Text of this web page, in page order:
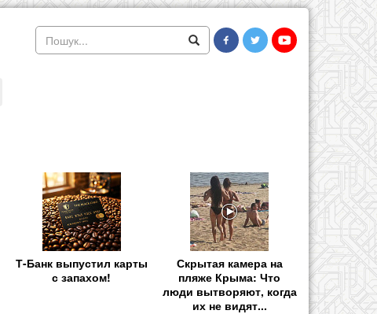
Т-Банк выпустил карты
с запахом!
Скрытая камера на
пляже Крыма: Что
люди вытворяют, когда
их не видят...